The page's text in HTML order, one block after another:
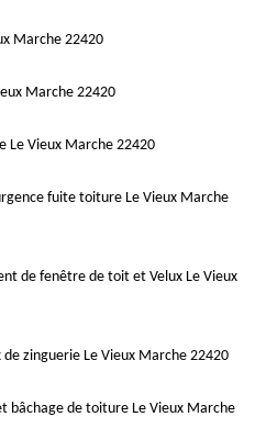
Marche 22420
Marche 22420
Le Vieux Marche 22420
fuite toiture Le Vieux Marche
de fenêtre de toit et Velux Le Vieux
zinguerie Le Vieux Marche 22420
bâchage de toiture Le Vieux Marche